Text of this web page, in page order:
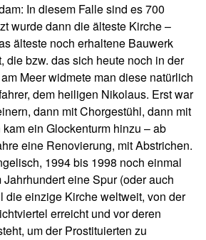
In diesem Falle sind es 700
wurde dann die älteste Kirche –
älteste noch erhaltene Bauwerk
die bzw. das sich heute noch in der
Meer widmete man diese natürlich
dem heiligen Nikolaus. Erst war
dann mit Chorgestühl, dann mit
ein Glockenturm hinzu – ab
eine Renovierung, mit Abstrichen.
1994 bis 1998 noch einmal
eine Spur (oder auch
die einzige Kirche weltweit, von der
erreicht und vor deren
um der Prostituierten zu